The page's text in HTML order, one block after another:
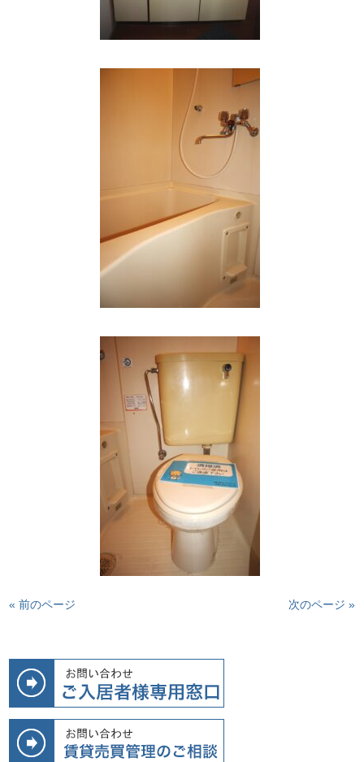
« 前のページ 次のページ »